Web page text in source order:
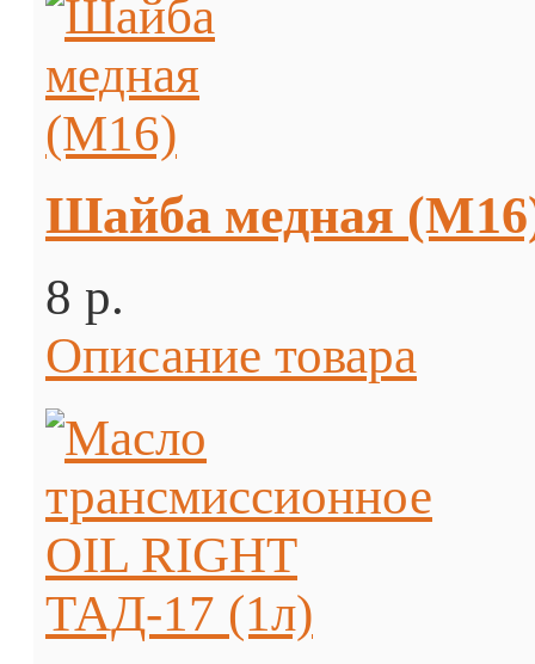
Шайба медная
8 p.
Описание товара